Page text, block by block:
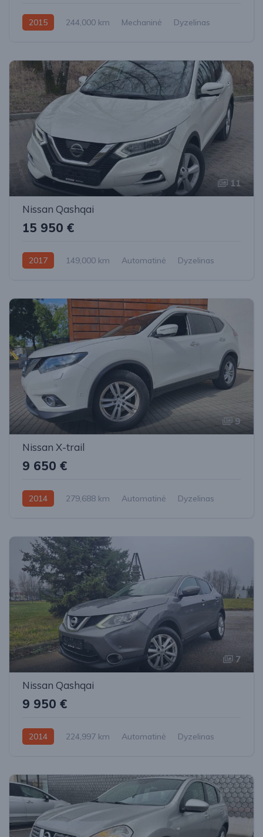
2015 244,000 km Mechaninė
Dyzelinas
11
Nissan Qashqai
15 950 €
2017 149,000 km Automatinė
Dyzelinas
9
Nissan X-trail
9 650 €
2014 279,688 km Automatinė
Dyzelinas
7
Nissan Qashqai
9 950 €
2014 224,997 km Automatinė
Dyzelinas